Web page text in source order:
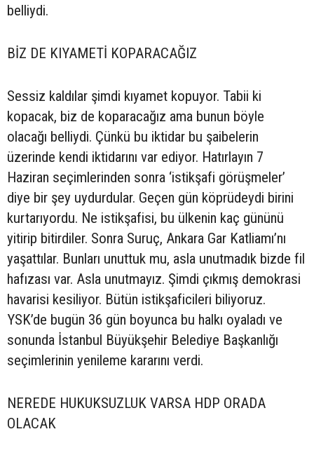
belliydi.
BİZ DE KIYAMETİ KOPARACAĞIZ
Sessiz kaldılar şimdi kıyamet kopuyor. Tabii ki
kopacak, biz de koparacağız ama bunun böyle
olacağı belliydi. Çünkü bu iktidar bu şaibelerin
üzerinde kendi iktidarını var ediyor. Hatırlayın 7
Haziran seçimlerinden sonra ‘istikşafi görüşmeler’
diye bir şey uydurdular. Geçen gün köprüdeydi birini
kurtarıyordu. Ne istikşafisi, bu ülkenin kaç gününü
yitirip bitirdiler. Sonra Suruç, Ankara Gar Katliamı’nı
yaşattılar. Bunları unuttuk mu, asla unutmadık bizde fil
hafızası var. Asla unutmayız. Şimdi çıkmış demokrasi
havarisi kesiliyor. Bütün istikşaficileri biliyoruz.
YSK’de bugün 36 gün boyunca bu halkı oyaladı ve
sonunda İstanbul Büyükşehir Belediye Başkanlığı
seçimlerinin yenileme kararını verdi.
NEREDE HUKUKSUZLUK VARSA HDP ORADA
OLACAK